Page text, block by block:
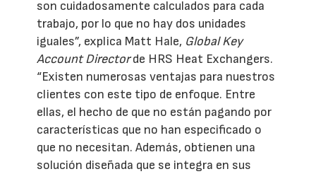
son cuidadosamente calculados para cada
trabajo, por lo que no hay dos unidades
iguales”, explica Matt Hale, Global Key
Account Directorde HRS Heat Exchangers.
“Existen numerosas ventajas para nuestros
clientes con este tipo de enfoque. Entre
ellas, el hecho de que no están pagando por
características que no han especificado o
que no necesitan. Además, obtienen una
solución diseñada que se integra en sus